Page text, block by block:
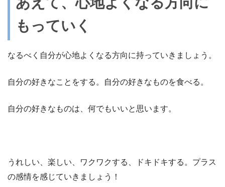
もっていく
なるべく自分が心地よくなる方向に持っていきましょう。
自分の好きなことをする。自分の好きなものを食べる。
自分の好きなものは、何でもいいと思います。
うれしい、楽しい、ワクワクする、ドキドキする。プラス
の感情を感じていきましょう！